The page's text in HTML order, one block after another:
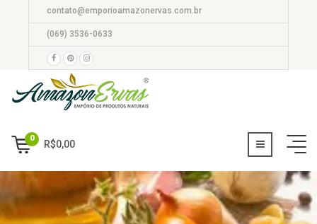
contato@emporioamazonervas.com.br
(069) 3536-0633
0
R$0,00